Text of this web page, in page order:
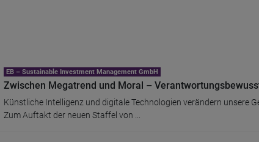
EB – Sustainable Investment Management GmbH
Zwischen Megatrend und Moral –
Künstliche Intelligenz und digitale Technologien verändern unsere
Zum Auftakt der neuen Staffel von ...